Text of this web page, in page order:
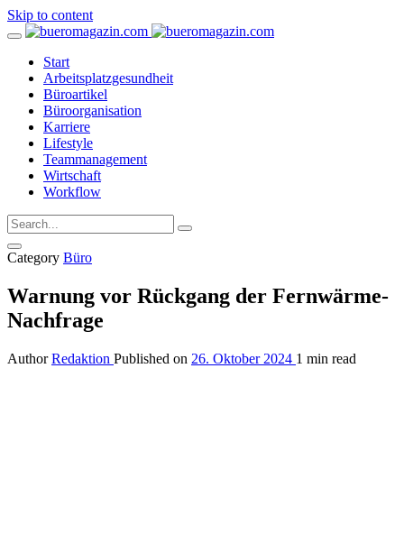
Skip to content
Start
Arbeitsplatzgesundheit
Büroartikel
Büroorganisation
Karriere
Lifestyle
Teammanagement
Wirtschaft
Workflow
Category Büro
Warnung vor Rückgang der Fernwärme-
Nachfrage
Author Redaktion Published on 26. Oktober 2024 1 min read